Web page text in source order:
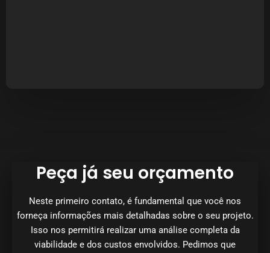
Quem confiarecomenda!
Peça já seu orçamento
Neste primeiro contato, é fundamental que você nos
forneça informações mais detalhadas sobre o seu projeto.
Isso nos permitirá realizar uma análise completa da
viabilidade e dos custos envolvidos. Pedimos que